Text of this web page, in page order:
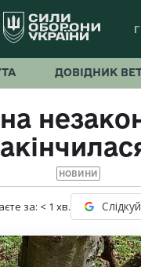
ДОВІДНИК
НОВИНИ
за: < 1 хв.